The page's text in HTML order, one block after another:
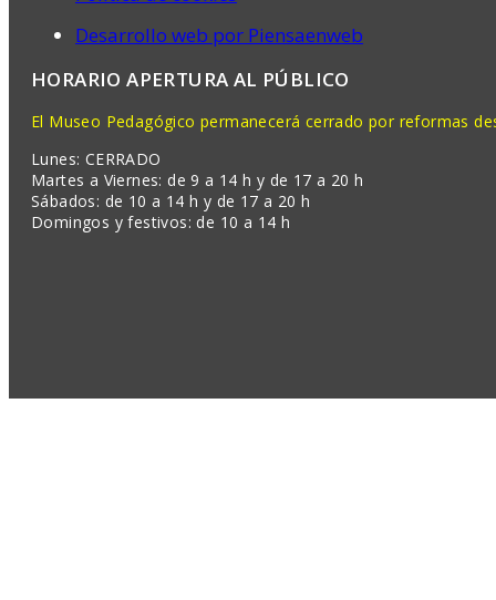
Desarrollo web por Piensaenweb
HORARIO APERTURA AL PÚBLICO
El Museo Pedagógico permanecerá cerrado por reformas
Lunes: CERRADO
Martes a Viernes: de 9 a 14 h y de 17 a 20 h
Sábados: de 10 a 14 h y de 17 a 20 h
Domingos y festivos: de 10 a 14 h